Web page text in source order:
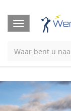
Toggle
navigation